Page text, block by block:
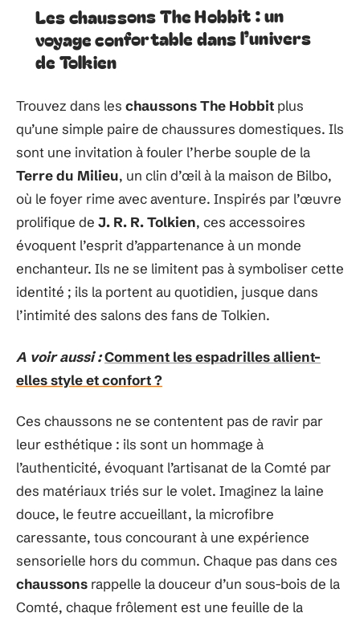
Les chaussons The Hobbit : un
voyage confortable dans l’univers
de Tolkien
Trouvez dans les chaussons The Hobbit plus
qu’une simple paire de chaussures domestiques. Ils
sont une invitation à fouler l’herbe souple de la
Terre du Milieu, un clin d’œil à la maison de Bilbo,
où le foyer rime avec aventure. Inspirés par l’œuvre
prolifique de J. R. R. Tolkien, ces accessoires
évoquent l’esprit d’appartenance à un monde
enchanteur. Ils ne se limitent pas à symboliser cette
identité ; ils la portent au quotidien, jusque dans
l’intimité des salons des fans de Tolkien.
A voir aussi :Comment les espadrilles allient-
elles style et confort ?
Ces chaussons ne se contentent pas de ravir par
leur esthétique : ils sont un hommage à
l’authenticité, évoquant l’artisanat de la Comté par
des matériaux triés sur le volet. Imaginez la laine
douce, le feutre accueillant, la microfibre
caressante, tous concourant à une expérience
sensorielle hors du commun. Chaque pas dans ces
chaussons rappelle la douceur d’un sous-bois de la
Comté, chaque frôlement est une feuille de la